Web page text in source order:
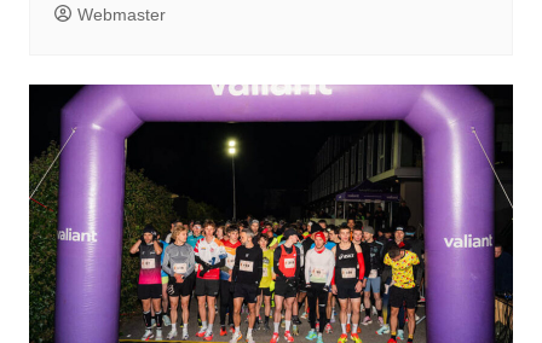
Webmaster